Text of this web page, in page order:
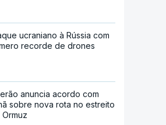
ucraniano à Rússia com
recorde de drones
anuncia acordo com
sobre nova rota no estreito